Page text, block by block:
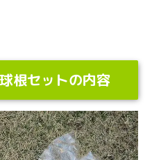
根セットの内容